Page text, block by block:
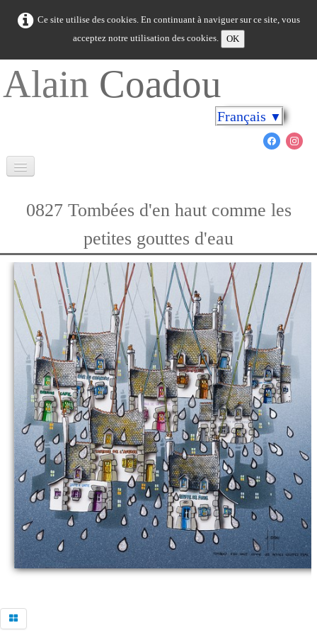
Ce site utilise des cookies. En continuant à naviguer sur ce site, vous
acceptez notre utilisation des cookies.
OK
Alain Coadou
Français ▼
La Bretagne en couleurs
Cap sur les rivages
Le monde marin
Nouveautés
Commander
Contact galerie
0827 Tombées d'en haut comme les
petites gouttes d'eau